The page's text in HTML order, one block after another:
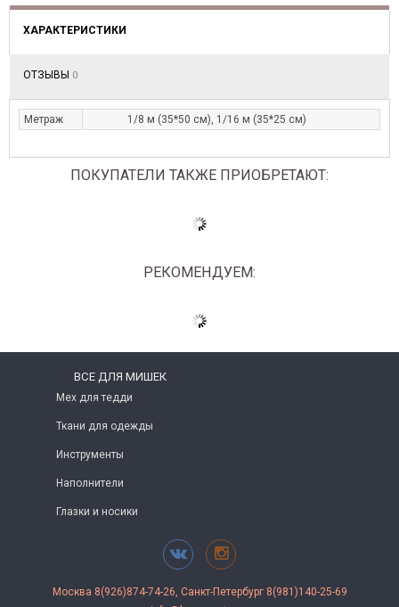
ХАРАКТЕРИСТИКИ
ОТЗЫВЫ 0
Метраж 1/8 м (35*50 см), 1/16 м (35*25 см)
ПОКУПАТЕЛИ ТАКЖЕ ПРИОБРЕТАЮТ:
РЕКОМЕНДУЕМ:
ВСЕ ДЛЯ МИШЕК
Мех для тедди
Ткани для одежды
Инструменты
Наполнители
Глазки и носики
Москва 8(926)874-74-26, Санкт-Петербург 8(981)140-25-69